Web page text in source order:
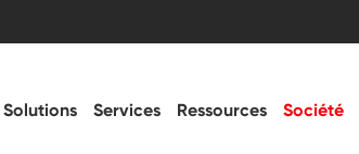
Solutions Services Ressources Société